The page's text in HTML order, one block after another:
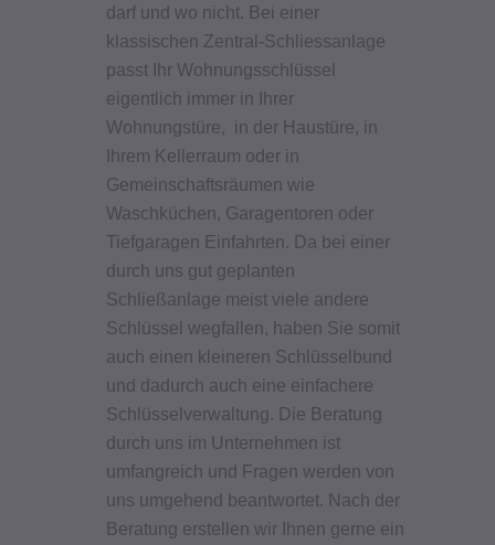
darf und wo nicht. Bei einer
klassischen Zentral-Schliessanlage
passt Ihr Wohnungsschlüssel
eigentlich immer in Ihrer
Wohnungstüre, in der Haustüre, in
Ihrem Kellerraum oder in
Gemeinschaftsräumen wie
Waschküchen, Garagentoren oder
Tiefgaragen Einfahrten. Da bei einer
durch uns gut geplanten
Schließanlage meist viele andere
Schlüssel wegfallen, haben Sie somit
auch einen kleineren Schlüsselbund
und dadurch auch eine einfachere
Schlüsselverwaltung. Die Beratung
durch uns im Unternehmen ist
umfangreich und Fragen werden von
uns umgehend beantwortet. Nach der
Beratung erstellen wir Ihnen gerne ein